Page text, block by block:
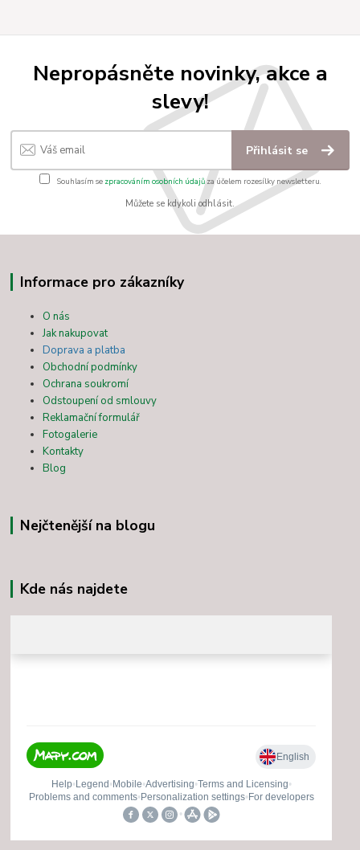
Nepropásněte novinky, akce a
slevy!
Přihlásit se
Souhlasím se zpracováním osobních údajůza účelem rozesílky newsletteru.
Můžete se kdykoli odhlásit.
Informace pro zákazníky
O nás
Jak nakupovat
Doprava a platba
Obchodní podmínky
Ochrana soukromí
Odstoupení od smlouvy
Reklamační formulář
Fotogalerie
Kontakty
Blog
Nejčtenější na blogu
Kde nás najdete